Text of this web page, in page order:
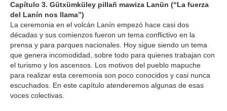
Capítulo 3. Gütxümküley pillañ mawiza Lanün (“La fuerza
del Lanín nos llama”)
La ceremonia en el volcán Lanín empezó hace casi dos
décadas y sus comienzos fueron un tema conflictivo en la
prensa y para parques nacionales. Hoy sigue siendo un tema
que genera incomodidad, sobre todo para quienes trabajan con
el turismo y los ascensos. Los motivos del pueblo mapuche
para realizar esta ceremonia son poco conocidos y casi nunca
escuchados. En este capítulo atenderemos algunas de esas
voces colectivas.